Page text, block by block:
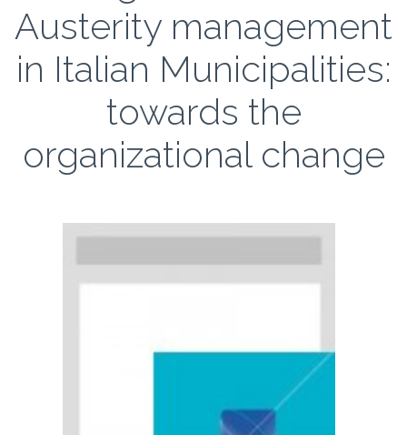
Austerity management
in Italian Municipalities:
towards the
organizational change